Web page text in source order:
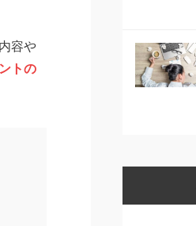
容や
トの